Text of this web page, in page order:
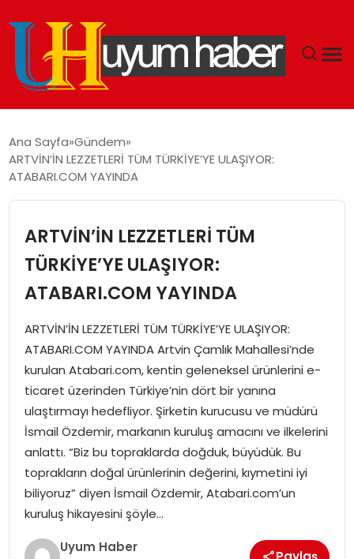
EKONOMI
DÜNYA
SPOR
TEKNOLOJI
SAĞLIK
MAGAZIN
YAŞAM
Ana Sayfa Gündem
ARTVİN’İN LEZZETLERİ TÜM TÜRKİYE’YE ULAŞIYOR:
ATABARI.COM YAYINDA
ARTVİN’İN LEZZETLERİ TÜM
TÜRKİYE’YE ULAŞIYOR:
ATABARI.COM YAYINDA
ARTVİN’İN LEZZETLERİ TÜM TÜRKİYE’YE ULAŞIYOR:
ATABARI.COM YAYINDA Artvin Çamlık Mahallesi’nde
kurulan Atabari.com, kentin geleneksel ürünlerini e-
ticaret üzerinden Türkiye’nin dört bir yanına
ulaştırmayı hedefliyor. Şirketin kurucusu ve müdürü
İsmail Özdemir, markanın kuruluş amacını ve ilkelerini
anlattı. “Biz bu topraklarda doğduk, büyüdük. Bu
toprakların doğal ürünlerinin değerini, kıymetini iyi
biliyoruz” diyen İsmail Özdemir, Atabari.com’un
kuruluş hikayesini şöyle…
Uyum Haber